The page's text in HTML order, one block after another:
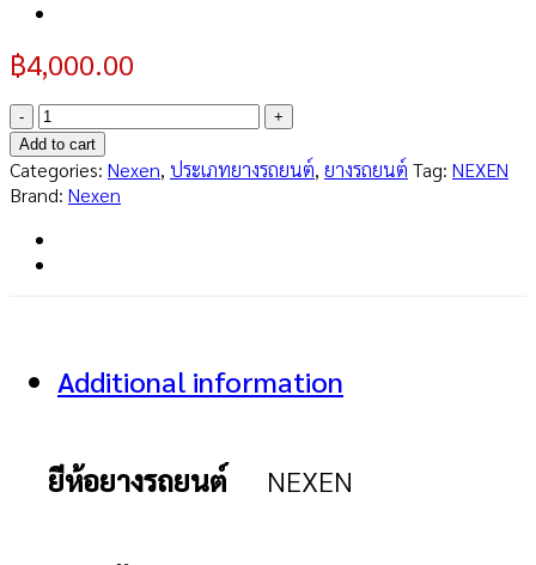
฿4,000.00
N
FERA
SU1
215/45R18
Add to cart
Categories: Nexen, ประเภทยางรถยนต์, ยางรถยนต์ Tag: NEXEN
Brand: Nexen
Additional information
ยีห้อยางรถยนต์ NEXEN